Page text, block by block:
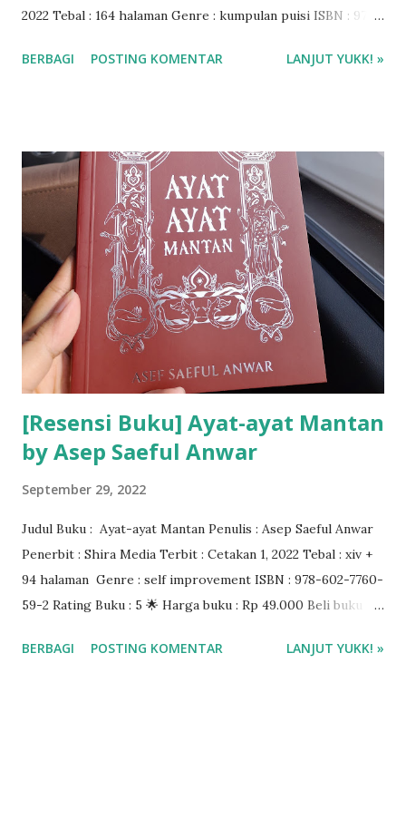
2022 Tebal : 164 halaman Genre : kumpulan puisi ISBN : 978-
Beli buku di Shopee Penerbit Haru ❤❤❤
BERBAGI POSTING KOMENTAR LANJUT YUKK! »
[Resensi Buku] Ayat-ayat Mantan
by Asep Saeful Anwar
September 29, 2022
Judul Buku : Ayat-ayat Mantan Penulis : Asep Saeful Anwar
Penerbit : Shira Media Terbit : Cetakan 1, 2022 Tebal : xiv +
94 halaman Genre : self improvement ISBN : 978-602-7760-
59-2 Rating Buku : 5 🌟 Harga buku : Rp 49.000 Beli buku
solusibuku.com ❤❤❤
BERBAGI POSTING KOMENTAR LANJUT YUKK! »